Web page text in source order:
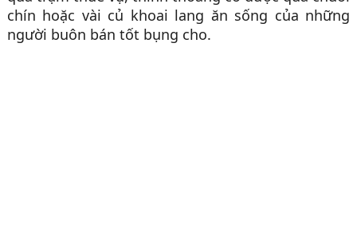
chín hoặc vài củ khoai lang ăn sống của những
người buôn bán tốt bụng cho.